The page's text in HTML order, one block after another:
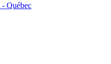
- Québec